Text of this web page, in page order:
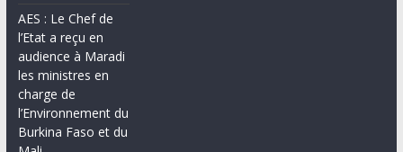
AES : Le Chef de
l’Etat a reçu en
audience à Maradi
les ministres en
charge de
l’Environnement du
Burkina Faso et du